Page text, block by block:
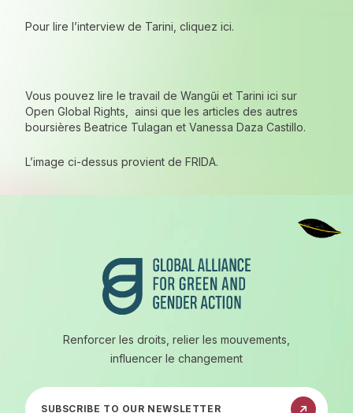
Pour lire l’interview de Tarini, cliquez ici.
Vous pouvez lire le travail de Wangũi et Tarini ici sur
Open Global Rights , ainsi que les articles des autres
boursières Beatrice Tulagan et Vanessa Daza Castillo.
L’image ci-dessus provient de FRIDA.
Renforcer les droits, relier les mouvements,
influencer le changement
Abonnez-vous à notre newsletter